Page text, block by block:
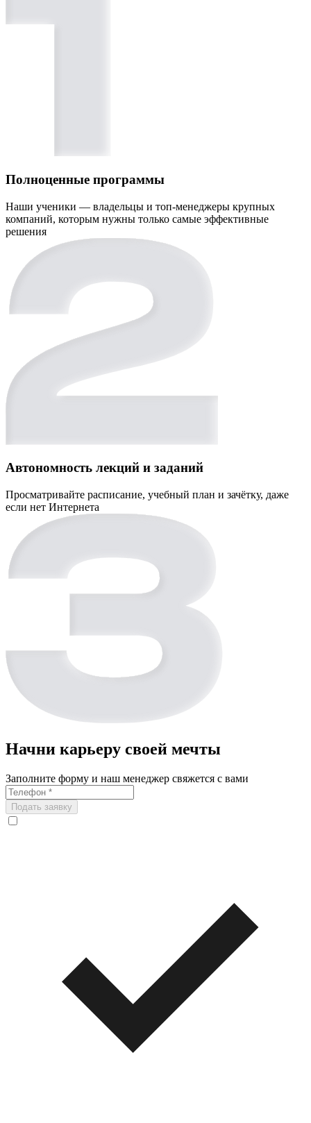
Полноценные программы
Наши ученики — владельцы и топ-менеджеры крупных
компаний, которым нужны только самые эффективные
решения
Автономность лекций и заданий
Просматривайте расписание, учебный план и зачётку, даже
если нет Интернета
Начни карьеру своей мечты
Заполните форму и наш менеджер свяжется с вами
Подать заявку